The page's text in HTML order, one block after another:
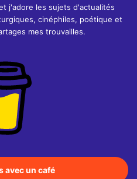
j'adore les sujets d'actualités
cinéphiles, poétique et
mes trouvailles.
avec un café